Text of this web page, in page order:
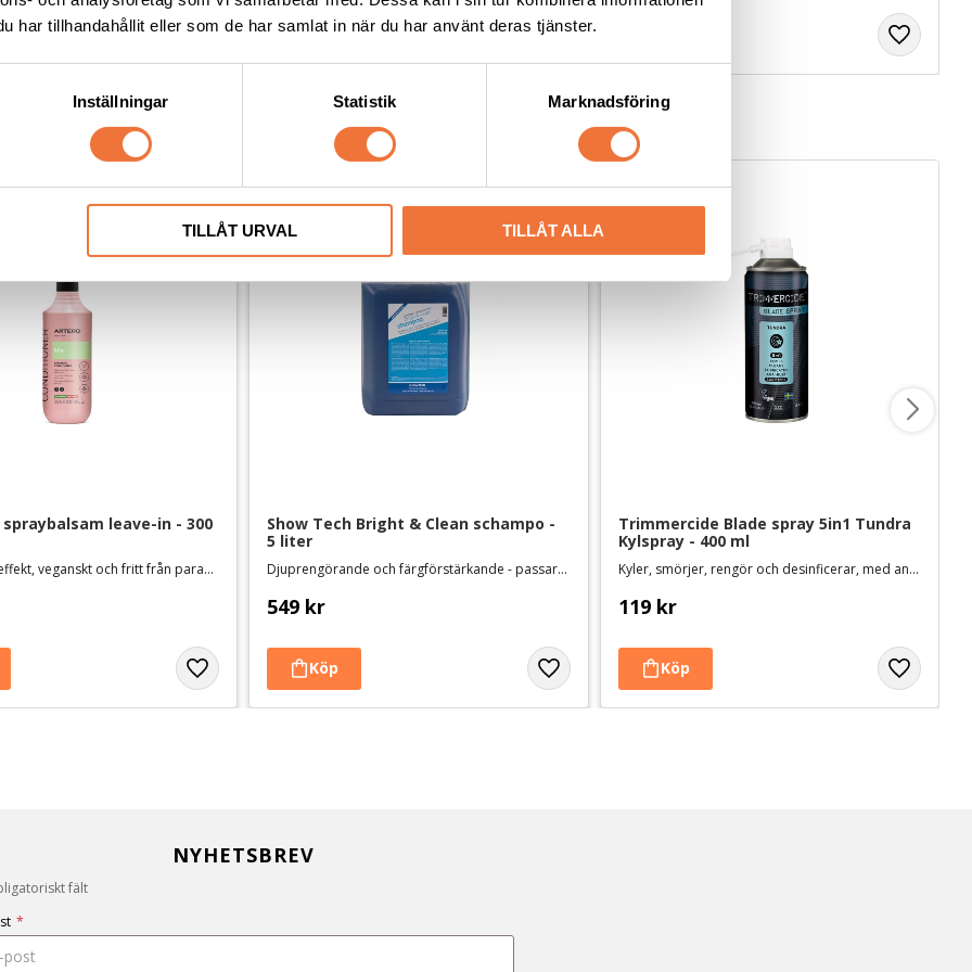
har tillhandahållit eller som de har samlat in när du har använt deras tjänster.
Inställningar Statistik Marknadsföring
TILLÅT URVAL TILLÅT ALLA
Senaste besökta produkter
leave-in - 300
Med antistat-effekt, veganskt och fritt från parabener och sulfater
Show Tech Bright & Clean schampo -
5 liter
Djuprengörande och färgförstärkande - passar alla färger och pälstyper
549 kr
Trimmercide Blade spray 5in1 Tundra
Kylspray - 400 ml
Kyler, smörjer, rengör och desinficerar, med antirost-formula. Svensktillverkad
119 kr
NYHET
NYHETSBREV
fält
*